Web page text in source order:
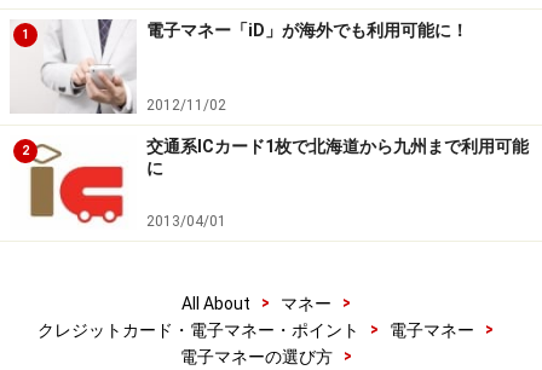
ただし、国内でVisa payWaveを利用できる店舗はほとん
どありません。まずは家電量販店やホテル、百貨店な
ど、海外からの旅行者が多く訪れる店舗から決済端末の
設置がスタート すると考えられます。また、国内の店舗
に設置されたFeliCa対応の決済端末が更改のタイミング
を迎える加盟店も多く、
え、Visa payWaveやマスターカード・ワールドワイドが
1 電子マネー「iD」が海外でも利用可能に！
2012/11/02
2
交通系ICカード1枚で北海道から九州まで利用可能
に
2013/04/01
All About > マネー
>
クレジットカード・電子マネー・ポイント
> 電子マネー
>
電子マネーの選び方
>